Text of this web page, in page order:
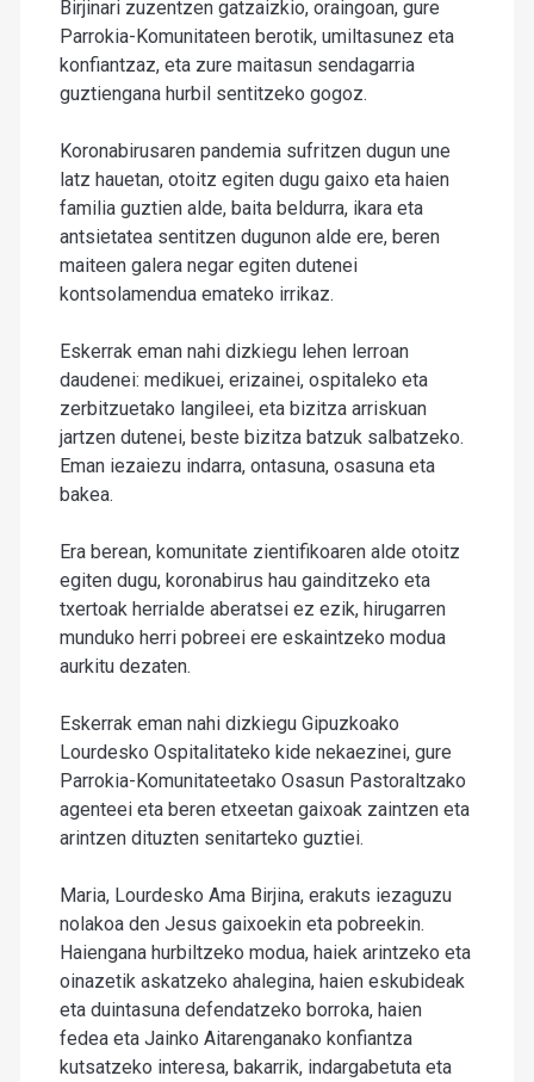
Birjinari zuzentzen gatzaizkio, oraingoan, gure
Parrokia-Komunitateen berotik, umiltasunez eta
konfiantzaz, eta zure maitasun sendagarria
guztiengana hurbil sentitzeko gogoz.
Koronabirusaren pandemia sufritzen dugun une
latz hauetan, otoitz egiten dugu gaixo eta haien
familia guztien alde, baita beldurra, ikara eta
antsietatea sentitzen dugunon alde ere, beren
maiteen galera negar egiten dutenei
kontsolamendua emateko irrikaz.
Eskerrak eman nahi dizkiegu lehen lerroan
daudenei: medikuei, erizainei, ospitaleko eta
zerbitzuetako langileei, eta bizitza arriskuan
jartzen dutenei, beste bizitza batzuk salbatzeko.
Eman iezaiezu indarra, ontasuna, osasuna eta
bakea.
Era berean, komunitate zientifikoaren alde otoitz
egiten dugu, koronabirus hau gainditzeko eta
txertoak herrialde aberatsei ez ezik, hirugarren
munduko herri pobreei ere eskaintzeko modua
aurkitu dezaten.
Eskerrak eman nahi dizkiegu Gipuzkoako
Lourdesko Ospitalitateko kide nekaezinei, gure
Parrokia-Komunitateetako Osasun Pastoraltzako
agenteei eta beren etxeetan gaixoak zaintzen eta
arintzen dituzten senitarteko guztiei.
Maria, Lourdesko Ama Birjina, erakuts iezaguzu
nolakoa den Jesus gaixoekin eta pobreekin.
Haiengana hurbiltzeko modua, haiek arintzeko eta
oinazetik askatzeko ahalegina, haien eskubideak
eta duintasuna defendatzeko borroka, haien
fedea eta Jainko Aitarenganako konfiantza
kutsatzeko interesa, bakarrik, indargabetuta eta